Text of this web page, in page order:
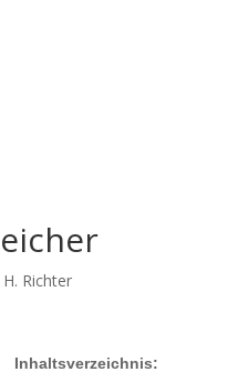
Richter
Inhaltsverzeichnis: